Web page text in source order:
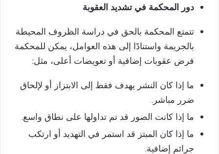
دور المحكمة في تشديد العقوبة
تتمتع المحكمة بالحق في دراسة الظروف المحيطة
بالجريمة واستنادًا إلى هذه العوامل، يمكن للمحكمة
فرض عقوبات إضافية أو تعويضات أعلى، مثل:
ما إذا كان النشر يهدف فقط إلى الابتزاز أو لإلحاق
ضرر مباشر.
ما إذا كانت الصور قد تم تداولها على نطاق واسع.
ما إذا كان المبتز قد استمر في التهديد أو ارتكب
جرائم إضافية.